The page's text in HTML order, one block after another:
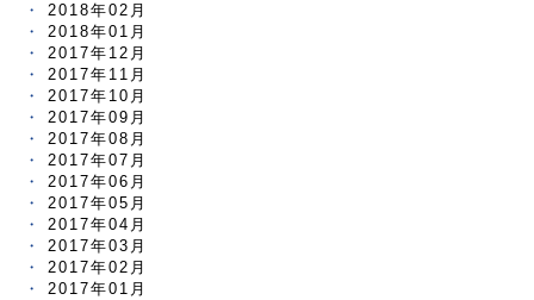
2018年02月
2018年01月
2017年12月
2017年11月
2017年10月
2017年09月
2017年08月
2017年07月
2017年06月
2017年05月
2017年04月
2017年03月
2017年02月
2017年01月